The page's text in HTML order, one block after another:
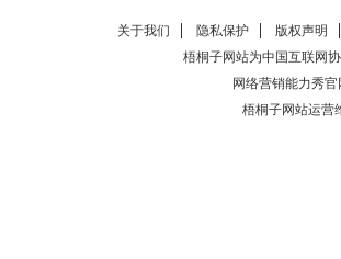
关于我们 隐私保护
版权声明
梧桐子网站为中国互联网
网络营销能力秀官
梧桐子网站运营